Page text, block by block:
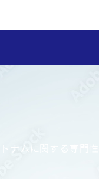
トナムに関する専